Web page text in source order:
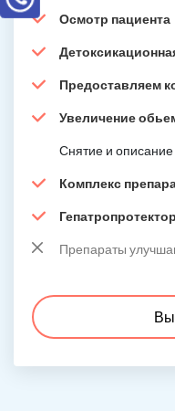
Осмотр пациента
Предоставляем
Увеличение
Снятие и
Комплекс
Препараты